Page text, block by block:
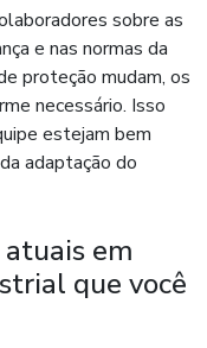
sobre as
e nas normas da
proteção mudam, os
necessário. Isso
estejam bem
adaptação do
em
que você